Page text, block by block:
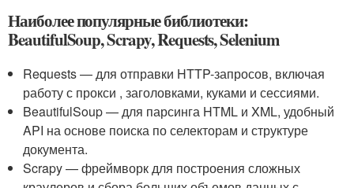
Наиболее популярные библиотеки:
BeautifulSoup, Scrapy, Requests, Selenium
Requests — для отправки HTTP-запросов, включая
работу с прокси , заголовками, куками и сессиями.
BeautifulSoup — для парсинга HTML и XML, удобный
API на основе поиска по селекторам и структуре
документа.
Scrapy — фреймворк для построения сложных